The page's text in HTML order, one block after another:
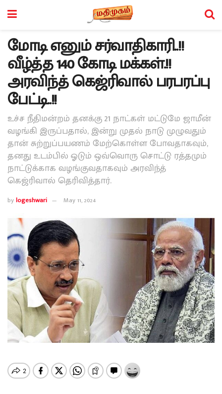
மோடி எனும் சர்வாதிகாரி..!!
வீழ்த்த 140 கோடி மக்கள்.!!
அரவிந்த் கெஜ்ரிவால் பரபரப்பு
பேட்டி..!!
உச்ச நீதிமன்றம் தனக்கு 21 நாட்கள் மட்டுமே ஜாமீன்
வழங்கி இருப்பதால், இன்று முதல் நாடு முழுவதும்
தான் சுற்றுப்பயணம் மேற்கொள்ள போவதாகவும்,
தனது உடம்பில் ஓடும் ஒவ்வொரு சொட்டு ரத்தமும்
நாட்டுக்காக வழங்குவதாகவும் அரவிந்த்
கெஜ்ரிவால் தெரிவித்தார்.
bylogeshwari May 11, 2024